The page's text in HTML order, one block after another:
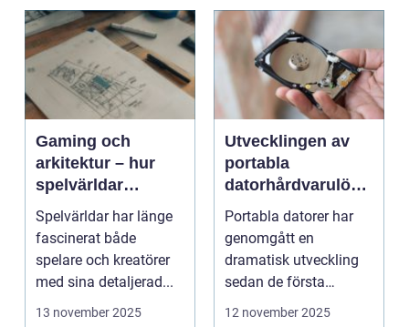
Gaming och
arkitektur – hur
spelvärldar
inspirerar verklig
stadsplanering
Spelvärldar har länge
fascinerat både
spelare och kreatörer
med sina detaljerad...
13 november 2025
Utvecklingen av
portabla
datorhårdvarulösn
ingar
Portabla datorer har
genomgått en
dramatisk utveckling
sedan de första
bärbara model...
12 november 2025